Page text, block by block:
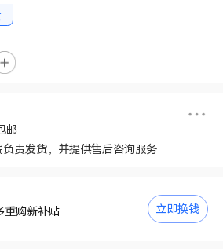
邮
负责发货，并提供售后咨询服务
重购新补贴 立即换钱